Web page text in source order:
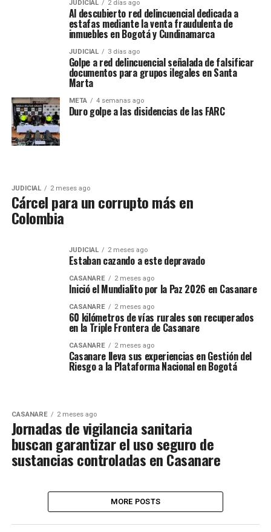
JUDICIAL 2 días ago
Al descubierto red delincuencial dedicada a
estafas mediante la venta fraudulenta de
inmuebles en Bogotá y Cundinamarca
JUDICIAL 3 días ago
Golpe a red delincuencial señalada de falsificar
documentos para grupos ilegales en Santa
Marta
META 4 semanas ago
Duro golpe a las disidencias de las FARC
JUDICIAL 2 meses ago
Cárcel para un corrupto más en
Colombia
JUDICIAL 2 meses ago
Estaban cazando a este depravado
CASANARE 2 meses ago
Inició el Mundialito por la Paz 2026 en Casanare
CASANARE 2 meses ago
60 kilómetros de vías rurales son recuperados
en la Triple Frontera de Casanare
CASANARE 2 meses ago
Casanare lleva sus experiencias en Gestión del
Riesgo a la Plataforma Nacional en Bogotá
CASANARE 2 meses ago
Jornadas de vigilancia sanitaria
buscan garantizar el uso seguro de
sustancias controladas en Casanare
MORE POSTS